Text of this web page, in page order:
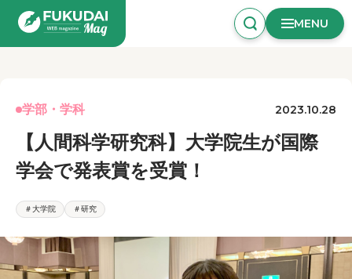
MENU
学部・学科 2023.10.28
【人間科学研究科】大学院生が国際
学会で発表賞を受賞！
＃大学院 ＃研究